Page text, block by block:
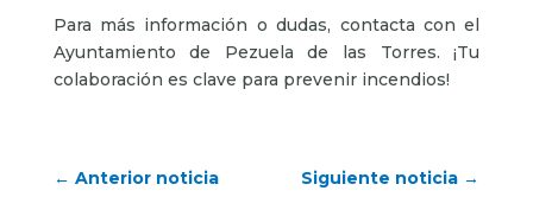
Para más información o dudas, contacta con el
Ayuntamiento de Pezuela de las Torres. ¡Tu
colaboración es clave para prevenir incendios!
← Anterior noticia Siguiente noticia →